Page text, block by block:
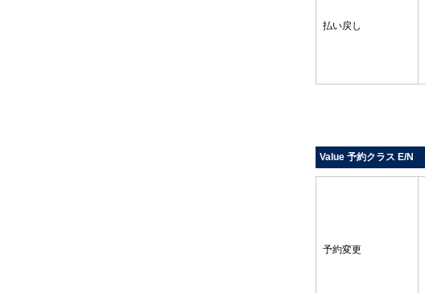
払い戻し
Value 予約クラス E/N
予約変更